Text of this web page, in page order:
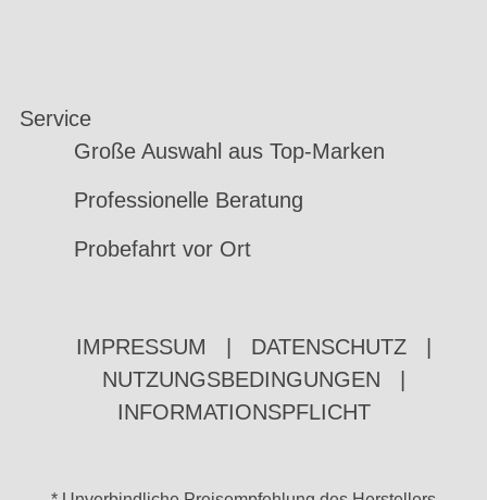
Service
Große Auswahl aus Top-Marken
Professionelle Beratung
Probefahrt vor Ort
IMPRESSUM DATENSCHUTZ
NUTZUNGSBEDINGUNGEN
INFORMATIONSPFLICHT